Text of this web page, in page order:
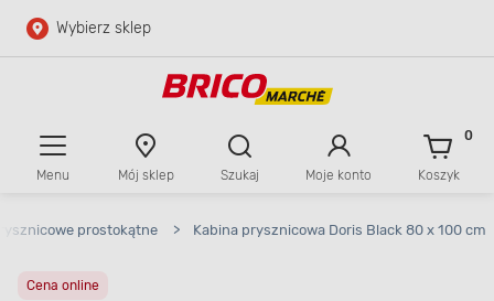
Przejdź do głównej zawartości
Wybierz sklep
Menu Mój sklep Szukaj Moje konto Koszyk
0
prostokątne > Kabina prysznicowa Doris Black 80 x 100 cm
Cena online